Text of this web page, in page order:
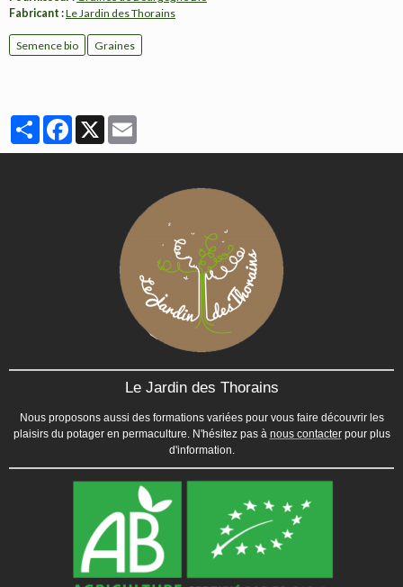
Fabricant :Le Jardin des Thorains
Semence bio Graines
PartagerFacebook
X
Le Jardin des Thorains
Nous proposons aussi des formations variées pour vous faire découvrir les
plaisirs du potager en permaculture. N'hésitez pas à nous contacterpour plus
d'information.